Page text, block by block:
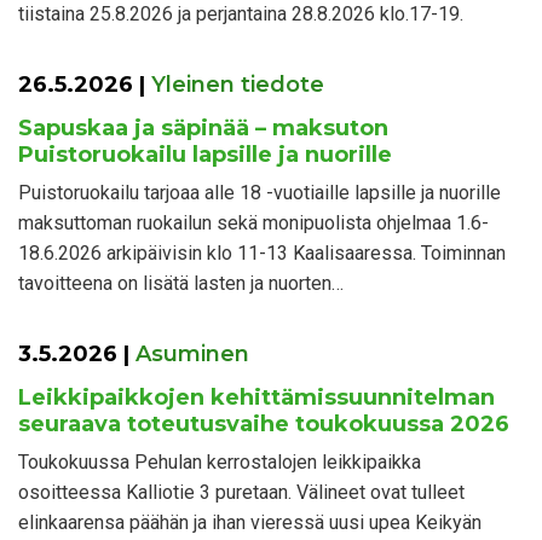
tiistaina 25.8.2026 ja perjantaina 28.8.2026 klo.17-19.
26.5.2026 | Yleinen tiedote
Sapuskaa ja säpinää – maksuton
Puistoruokailu lapsille ja nuorille
Puistoruokailu tarjoaa alle 18 -vuotiaille lapsille ja nuorille
maksuttoman ruokailun sekä monipuolista ohjelmaa 1.6-
18.6.2026 arkipäivisin klo 11-13 Kaalisaaressa. Toiminnan
tavoitteena on lisätä lasten ja nuorten…
3.5.2026 | Asuminen
Leikkipaikkojen kehittämissuunnitelman
seuraava toteutusvaihe toukokuussa 2026
Toukokuussa Pehulan kerrostalojen leikkipaikka
osoitteessa Kalliotie 3 puretaan. Välineet ovat tulleet
elinkaarensa päähän ja ihan vieressä uusi upea Keikyän